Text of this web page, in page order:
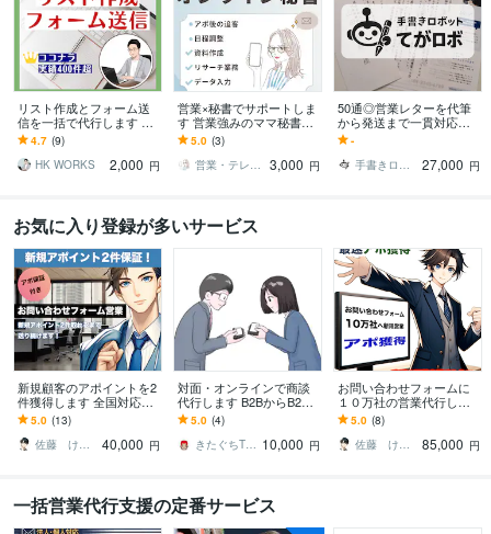
リスト作成とフォーム送
信を一括で代行します 豊
富な対応実績！あなたの
営業活動をトータルにサ
ポート！
4.7 (9)
HK WORKS
2,000 円
営業×秘書でサポートしま
す 営業強みのママ秘書チ
ームがあなたを支えます
5.0 (3)
営業・テレアポ・ママチーム
3,000 円
50通◎営業レターを代筆
から発送まで一貫対応し
ます 切手代不要◎リスト
作成・封筒、便箋代筆・
印刷・郵送代行込み
-
手書きロボット「てがロボ」
27,000 円
お気に入り登録が多いサービス
新規顧客のアポイントを2
件獲得します 全国対応！
法人リスト作成から送信
まで代行し2件保証！
5.0 (13)
佐藤 けんいち
40,000 円
対面・オンラインで商談
代行します B2BからB2C
まで、必要であればコン
サルもできます！
5.0 (4)
きたぐちTRYOUTplus 10,000 円
お問い合わせフォームに
１０万社の営業代行しま
す リスト作成から送信ま
で。5件のアポ保証！
5.0 (8)
佐藤 けんいち
85,000 円
一括営業代行支援の定番サービス